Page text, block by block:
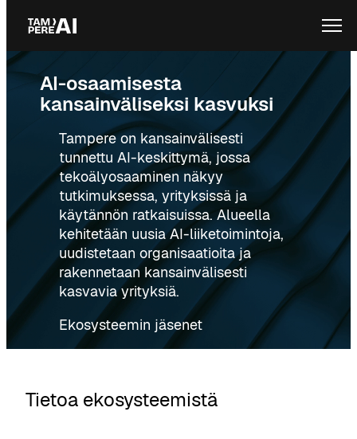
Siirry
sisältöön
AI-osaamisesta
kansainväliseksi kasvuksi
Tampere on kansainvälisesti
tunnettu AI-keskittymä, jossa
tekoälyosaaminen näkyy
tutkimuksessa, yrityksissä ja
käytännön ratkaisuissa. Alueella
kehitetään uusia AI-liiketoimintoja,
uudistetaan organisaatioita ja
rakennetaan kansainvälisesti
kasvavia yrityksiä.
Ekosysteemin jäsenet
Tietoa ekosysteemistä